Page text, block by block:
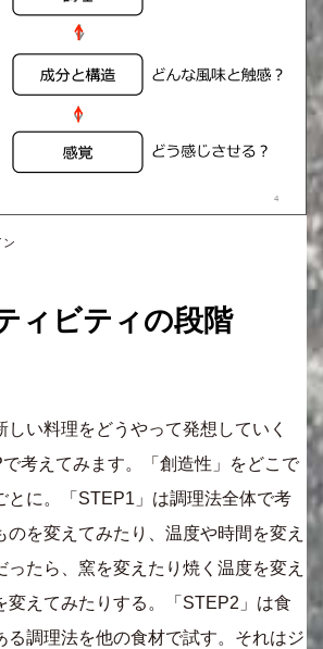
ン
ィビティの段階
い料理をどうやって発想していく
考えてみます。「創造性」をどこで
とに。「STEP1」は調理法全体で考
のを変えてみたり、温度や時間を変え
ったら、窯を変えたり焼く温度を変え
変えてみたりする。「STEP2」は食
る調理法を他の食材で試す。それはジ